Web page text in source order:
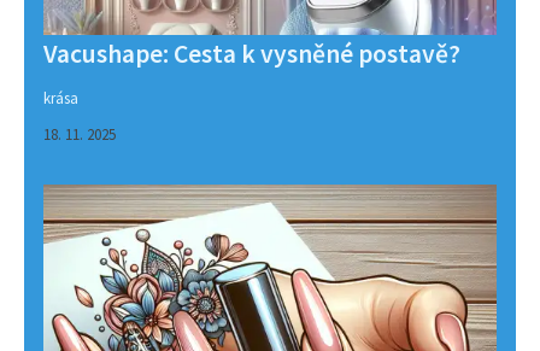
Vacushape: Cesta k vysněné postavě?
krása
18. 11. 2025